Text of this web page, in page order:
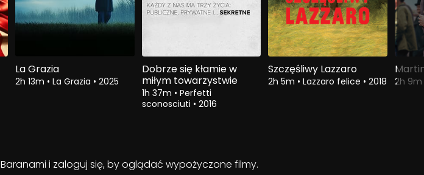
La Grazia
2h 13m • La Grazia • 2025
Dobrze się kłamie w
miłym towarzystwie
1h 37m • Perfetti
sconosciuti • 2016
Szczęśliwy Lazzaro
2h 5m • Lazzaro felice • 2018 2h 9m
i zaloguj się, by oglądać wypożyczone filmy.